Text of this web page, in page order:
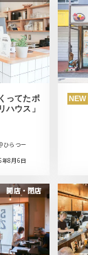
ってたポ
ハウス」
ひらつー
8月6日
NEW
開店・閉店